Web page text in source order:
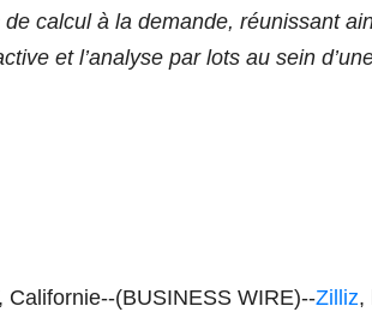
calcul à la demande, réunissant
et l’analyse par lots au sein
Californie--(BUSINESS WIRE)--Zilliz,